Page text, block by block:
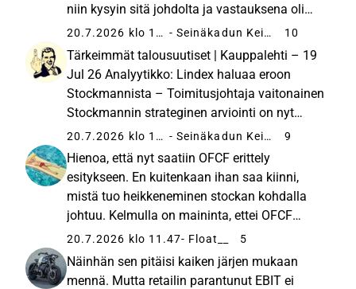
niin kysyin sitä johdolta ja vastauksena oli
että pääasiassa alennusmyyntien
myöhäisempi alkaminen, varaston kasvatus
ja kertaluonteinen capex erä liittyen...
20.7.2026 klo 16.39 - Seinäkadun Keisari 10
Tärkeimmät talousuutiset | Kauppalehti – 19
Jul 26 Analyytikko: Lindex haluaa eroon
Stockmannista – Toimitusjohtaja vaitonainen
Stockmannin strateginen arviointi on nyt
kestänyt lähes kolme vuotta. Ei mitään uutta
tätä ketjua seuraaville mutta kiva että asiaa
edes vähän pidetään ...
20.7.2026 klo 11.12 - Seinäkadun Keisari 9
Hienoa, että nyt saatiin OFCF erittely
esitykseen. En kuitenkaan ihan saa kiinni,
mistä tuo heikkeneminen stockan kohdalla
johtuu. Kelmulla on maininta, ettei OFCF
sisällä “Lindex omnichannel distribution
centre and IAC” kuluja (IAC = Items Affecting
Comparability). Kuitenkin esim...
20.7.2026 klo 11.47- Float__ 5
Näinhän sen pitäisi kaiken järjen mukaan
mennä. Mutta retailin parantunut EBIT ei